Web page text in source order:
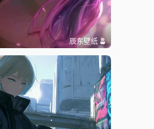
辰东壁纸